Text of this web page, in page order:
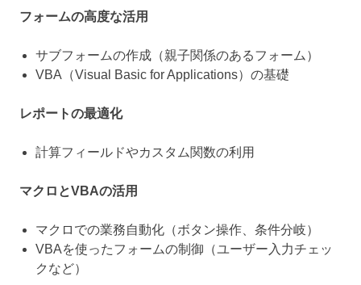
フォームの高度な活用
サブフォームの作成（親子関係のあるフォーム）
VBA（Visual Basic for Applications）の基礎
レポートの最適化
計算フィールドやカスタム関数の利用
マクロとVBAの活用
マクロでの業務自動化（ボタン操作、条件分岐）
VBAを使ったフォームの制御（ユーザー入力チェッ
クなど）